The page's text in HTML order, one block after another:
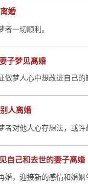
离婚
者一切顺利。
子梦见离婚
做梦人心中想改进自己的
别人离婚
者对他人心存想法，或许
自己和去世的妻子离婚
婚，迎接新的感情和婚姻